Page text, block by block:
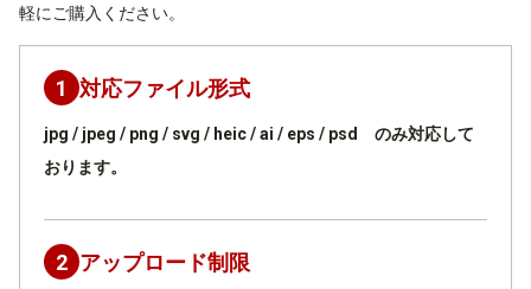
軽にご購入ください。
1 対応ファイル形式
jpg / jpeg / png / svg / heic / ai / eps / psd のみ対応して
おります。
2 アップロード制限